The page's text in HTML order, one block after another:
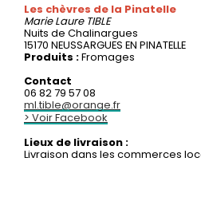
Les chèvres de la Pinatelle
Marie Laure TIBLE
Nuits de Chalinargues
15170 NEUSSARGUES EN PINATELLE
Produits :Fromages
Contact
06 82 79 57 08
ml.tible@orange.fr
> Voir Facebook
Lieux de livraison :
Livraison dans les commerces